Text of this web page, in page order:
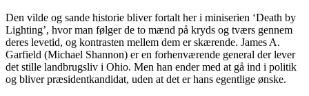
Den vilde og sande historie bliver fortalt her i miniserien ‘Death by
Lighting’, hvor man følger de to mænd på kryds og tværs gennem
deres levetid, og kontrasten mellem dem er skærende. James A.
Garfield (Michael Shannon) er en forhenværende general der lever
det stille landbrugsliv i Ohio. Men han ender med at gå ind i politik
og bliver præsidentkandidat, uden at det er hans egentlige ønske.